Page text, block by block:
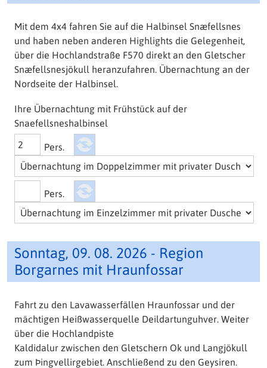
Mit dem 4x4 fahren Sie auf die Halbinsel Snæfellsnes
und haben neben anderen Highlights die Gelegenheit,
über die Hochlandstraße F570 direkt an den Gletscher
Snæfellsnesjökull heranzufahren. Übernachtung an der
Nordseite der Halbinsel.
Ihre Übernachtung mit Frühstück auf der
Snaefellsneshalbinsel
Pers.
Pers.
Sonntag, 09. 08. 2026 - Region
Borgarnes mit Hraunfossar
Fahrt zu den Lavawasserfällen Hraunfossar und der
mächtigen Heißwasserquelle Deildartunguhver. Weiter
über die Hochlandpiste
Kaldidalur zwischen den Gletschern Ok und Langjökull
zum Þingvellirgebiet. Anschließend zu den Geysiren.